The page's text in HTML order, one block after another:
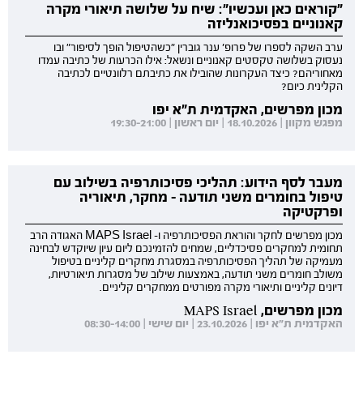
"קוראים כאן ועכשיו": שיח על שלושה תיאורי מקרה
קאנוניים בפסיכואנליזה
ערב השקה לספרו של פרופ' ענר גוברין "כשהטיפול הופך לסיפור" ובו
נעסוק בשלושה טקסטים קאנוניים ונשאל: אילו הכרעות של כתיבה עמדו
מאחוריהם? כיצד העקרונות שהובילו את כתיבתם רלוונטיים לכתיבה
הקלינית כיום?
מכון מפרשים, האקדמית ת"א יפו
מפגש מקוון | 18.10.2026 | יום ראשון | 19:30-21:00
מעבר לסף הידוע: תהליכי פסיכותרפיה בשילוב עם
טיפול בחומרים משני תודעה - מחקר, תיאוריה
ופרקטיקה
מכון מפרשים לחקר והוראת הפסיכותרפיה ו- MAPS Israel האגודה הרב
תחומית למחקרים פסיכדליים, שמחים להזמינכם ליום עיון שיוקדש לבחינה
מעמיקה של תהליך הפסיכותרפיה במסגרת מחקרים קליניים בטיפול
משולב חומרים משני תודעה, באמצעות שילוב של מסגרות תיאורטיות,
דיונים קליניים ותיאורי מקרה מפורטים ממחקרים קליניים.
מכון מפרשים, MAPS Israel
האקדמית ת"א יפו | 23.10.2026 | יום שישי | 08:30-14:00